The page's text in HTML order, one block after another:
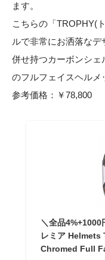
ます。
こちらの「TROPHY(
ルで非常にお洒落な
併せ持つカーボンシ
のフルフェイスヘルメ
参考価格：￥78,800
＼全品
レミア
Chromed Full